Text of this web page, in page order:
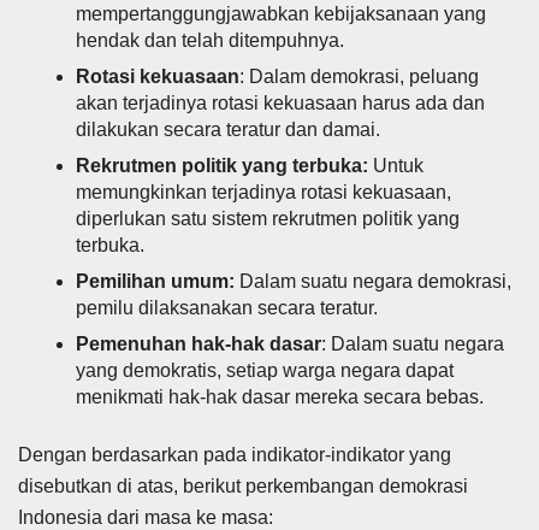
mempertanggungjawabkan kebijaksanaan yang
hendak dan telah ditempuhnya.
Rotasi kekuasaan: Dalam demokrasi, peluang
akan terjadinya rotasi kekuasaan harus ada dan
dilakukan secara teratur dan damai.
Rekrutmen politik yang terbuka: Untuk
memungkinkan terjadinya rotasi kekuasaan,
diperlukan satu sistem rekrutmen politik yang
terbuka.
Pemilihan umum: Dalam suatu negara demokrasi,
pemilu dilaksanakan secara teratur.
Pemenuhan hak-hak dasar: Dalam suatu negara
yang demokratis, setiap warga negara dapat
menikmati hak-hak dasar mereka secara bebas.
Dengan berdasarkan pada indikator-indikator yang
disebutkan di atas, berikut perkembangan demokrasi
Indonesia dari masa ke masa: